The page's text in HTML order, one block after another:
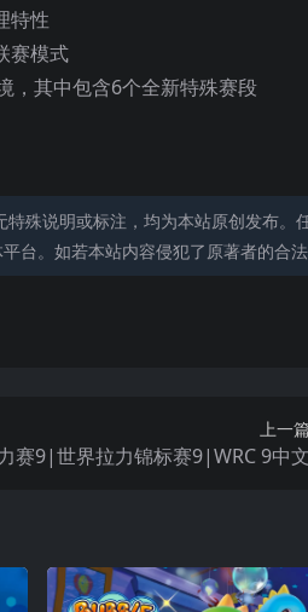
特性
赛模式
，其中包含6个全新特殊赛段
殊说明或标注，均为本站原创发布
台。如若本站内容侵犯了原著者的合
上一篇
赛9|世界拉力锦标赛9|WRC 9中文